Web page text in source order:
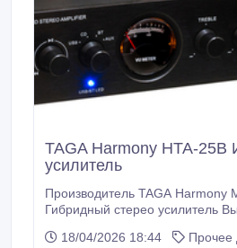
TAGA Harmony HTA-25B
усилитель
Производитель TAGA Harmony
Гибридный стерео усилитель
x 25 Вт среднеквад. / 4 Ом Лампы2 x
18/04/2026 18:44
Прочее